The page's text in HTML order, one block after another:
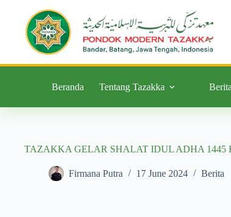
Beranda Tentang Tazakka Berita
TAZAKKA GELAR SHALAT IDUL ADHA 1445
Firmana Putra 17 June 2024 Berita